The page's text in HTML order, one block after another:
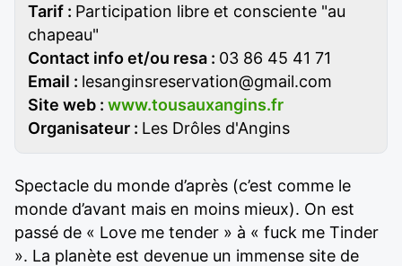
Tarif : Participation libre et consciente "au
chapeau"
Contact info et/ou resa : 03 86 45 41 71
Email : lesanginsreservation@gmail.com
Site web : www.tousauxangins.fr
Organisateur : Les Drôles d'Angins
Spectacle du monde d’après (c’est comme le
monde d’avant mais en moins mieux). On est
passé de « Love me tender » à « fuck me Tinder
». La planète est devenue un immense site de